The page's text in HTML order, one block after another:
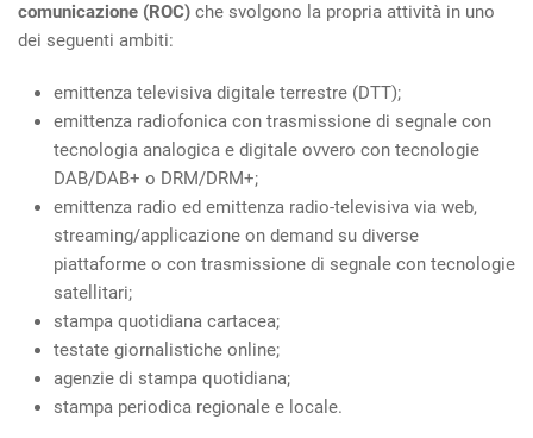
comunicazione (ROC) che svolgono la propria attività in uno
dei seguenti ambiti:
emittenza televisiva digitale terrestre (DTT);
emittenza radiofonica con trasmissione di segnale con
tecnologia analogica e digitale ovvero con tecnologie
DAB/DAB+ o DRM/DRM+;
emittenza radio ed emittenza radio-televisiva via web,
streaming/applicazione on demand su diverse
piattaforme o con trasmissione di segnale con tecnologie
satellitari;
stampa quotidiana cartacea;
testate giornalistiche online;
agenzie di stampa quotidiana;
stampa periodica regionale e locale.